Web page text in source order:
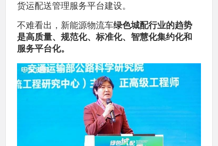
货运配送管理服务平台建设。
不难看出，新能源物流车绿色城配行业的趋势
是高质量、规范化、标准化、智慧化集约化和
服务平台化。